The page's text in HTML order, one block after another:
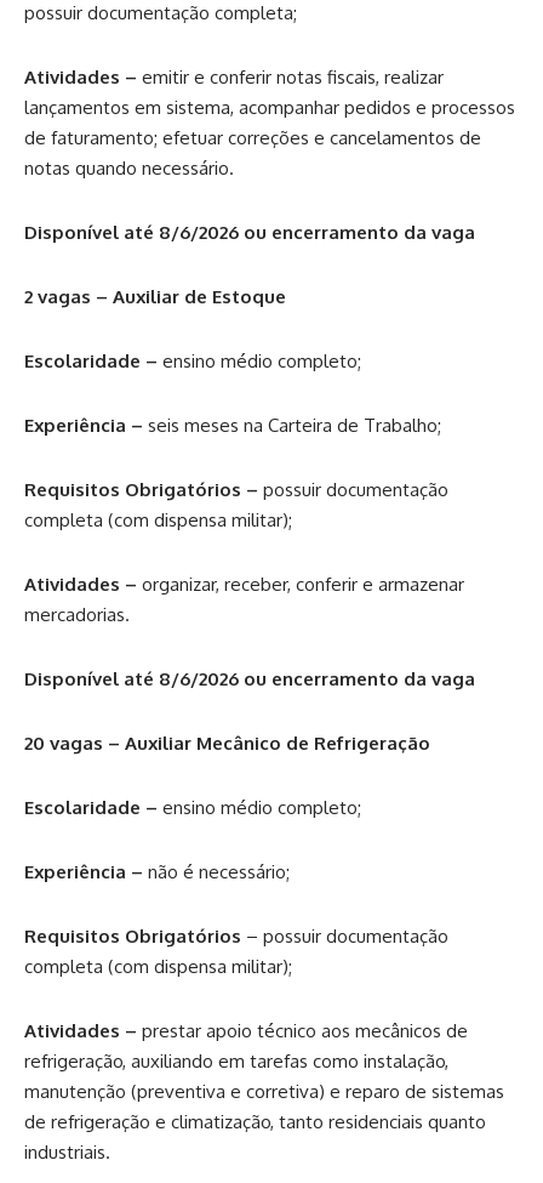
possuir documentação completa;
Atividades – emitir e conferir notas fiscais, realizar
lançamentos em sistema, acompanhar pedidos e processos
de faturamento; efetuar correções e cancelamentos de
notas quando necessário.
Disponível até 8/6/2026 ou encerramento da vaga
2 vagas – Auxiliar de Estoque
Escolaridade – ensino médio completo;
Experiência – seis meses na Carteira de Trabalho;
Requisitos Obrigatórios – possuir documentação
completa (com dispensa militar);
Atividades – organizar, receber, conferir e armazenar
mercadorias.
Disponível até 8/6/2026 ou encerramento da vaga
20 vagas – Auxiliar Mecânico de Refrigeração
Escolaridade – ensino médio completo;
Experiência – não é necessário;
Requisitos Obrigatórios – possuir documentação
completa (com dispensa militar);
Atividades – prestar apoio técnico aos mecânicos de
refrigeração, auxiliando em tarefas como instalação,
manutenção (preventiva e corretiva) e reparo de sistemas
de refrigeração e climatização, tanto residenciais quanto
industriais.